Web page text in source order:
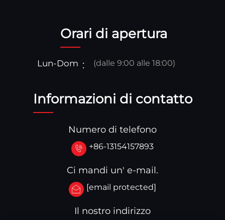
Orari di apertura
Lun-Dom (dalle 9:00 alle 18:00)
Informazioni di contatto
Numero di telefono
+86-13154157893
Ci mandi un' e-mail.
[email protected]
Il nostro indirizzo